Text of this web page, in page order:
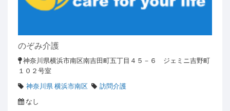
のぞみ介護
神奈川県横浜市南区南吉田町五丁目４５－６ ジェミニ吉野町
１０２号室
神奈川県 横浜市南区
訪問介護
なし